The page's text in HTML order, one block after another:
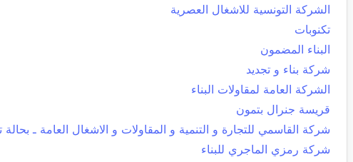
الشركة التونسية للاشغال العصرية
تكنوبات
البناء المضمون
شركة بناء و تجديد
الشركة العامة لمقاولات البناء
قريسة جنرال بتمون
شركة القاسمي للتجارة و التنمية و المقاولات و الاشغال العامة ـ بحالة
شركة رمزي الماجري للبناء